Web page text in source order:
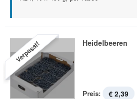
Verpasst! Heidelbeeren
Preis: € 2,39